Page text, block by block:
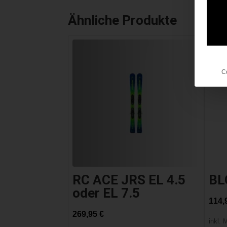
Ähnliche Produkte
RC ACE JRS EL 4.5
oder EL 7.5
269,95€
inkl.